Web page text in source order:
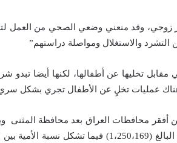
وقد منعني وضعي الصحي من العمل
والاستغلال ومواصلة دراستهم”
تخليها عن أطفالها، لكنها أيضا تبدو
أن هناك عمليات تخلٍ عن الأطفال تجري بشكل